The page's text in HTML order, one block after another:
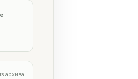
архива